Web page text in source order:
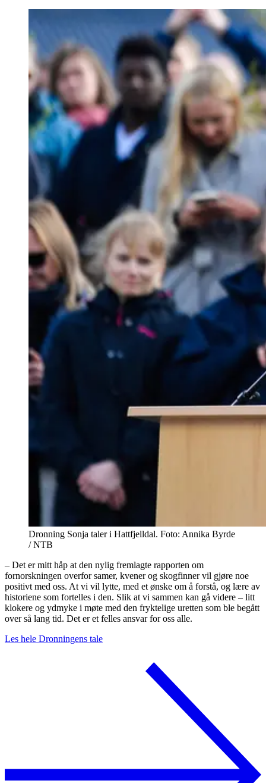
Dronning Sonja taler i Hattfjelldal. Foto: Annika Byrde
/ NTB
– Det er mitt håp at den nylig fremlagte rapporten om
fornorskningen overfor samer, kvener og skogfinner vil gjøre noe
positivt med oss. At vi vil lytte, med et ønske om å forstå, og lære av
historiene som fortelles i den. Slik at vi sammen kan gå videre – litt
klokere og ydmyke i møte med den fryktelige uretten som ble begått
over så lang tid. Det er et felles ansvar for oss alle.
Les hele Dronningens tale